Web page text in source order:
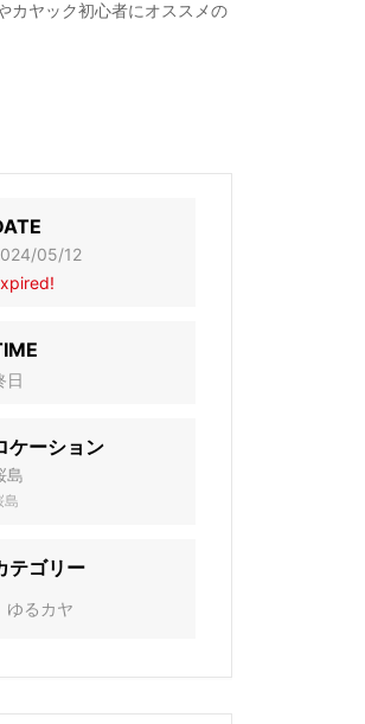
カヤック初心者にオススメの
05/12
日
ケーション
島
島
テゴリー
ゆるカヤ